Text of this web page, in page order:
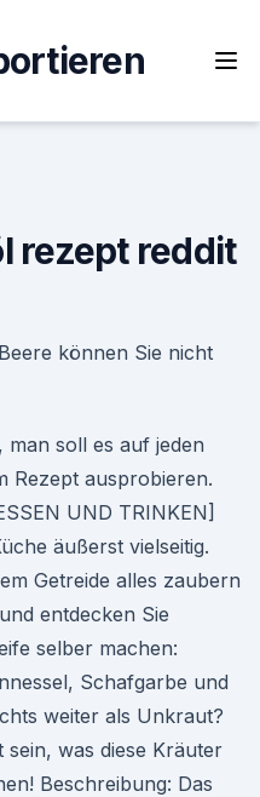
rezept reddit
können Sie nicht
soll es auf jeden
Rezept ausprobieren.
UND TRINKEN]
äußerst vielseitig.
Getreide alles zaubern
entdecken Sie
selber machen:
Schafgarbe und
weiter als Unkraut?
was diese Kräuter
Beschreibung: Das